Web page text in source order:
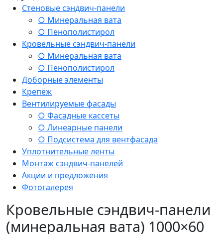
Стеновые сэндвич-панели
○ Минеральная вата
○ Пенополистирол
Кровельные сэндвич-панели
○ Минеральная вата
○ Пенополистирол
Доборные элементы
Крепёж
Вентилируемые фасады
○ Фасадные кассеты
○ Линеарные панели
○ Подсистема для вентфасада
Уплотнительные ленты
Монтаж сэндвич-панелей
Акции и предложения
Фотогалерея
Кровельные сэндвич-панели
(минеральная вата) 1000×60